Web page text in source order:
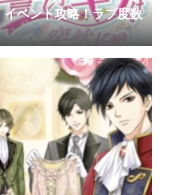
ベント攻略！ラブ度数